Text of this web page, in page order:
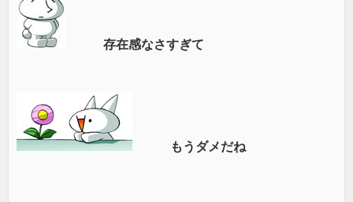
存在感なさすぎて
もうダメだね